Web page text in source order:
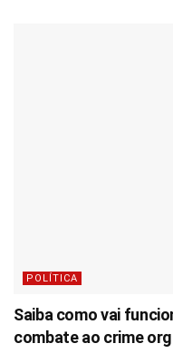
POLÍTICA
Saiba como vai
combate ao crime